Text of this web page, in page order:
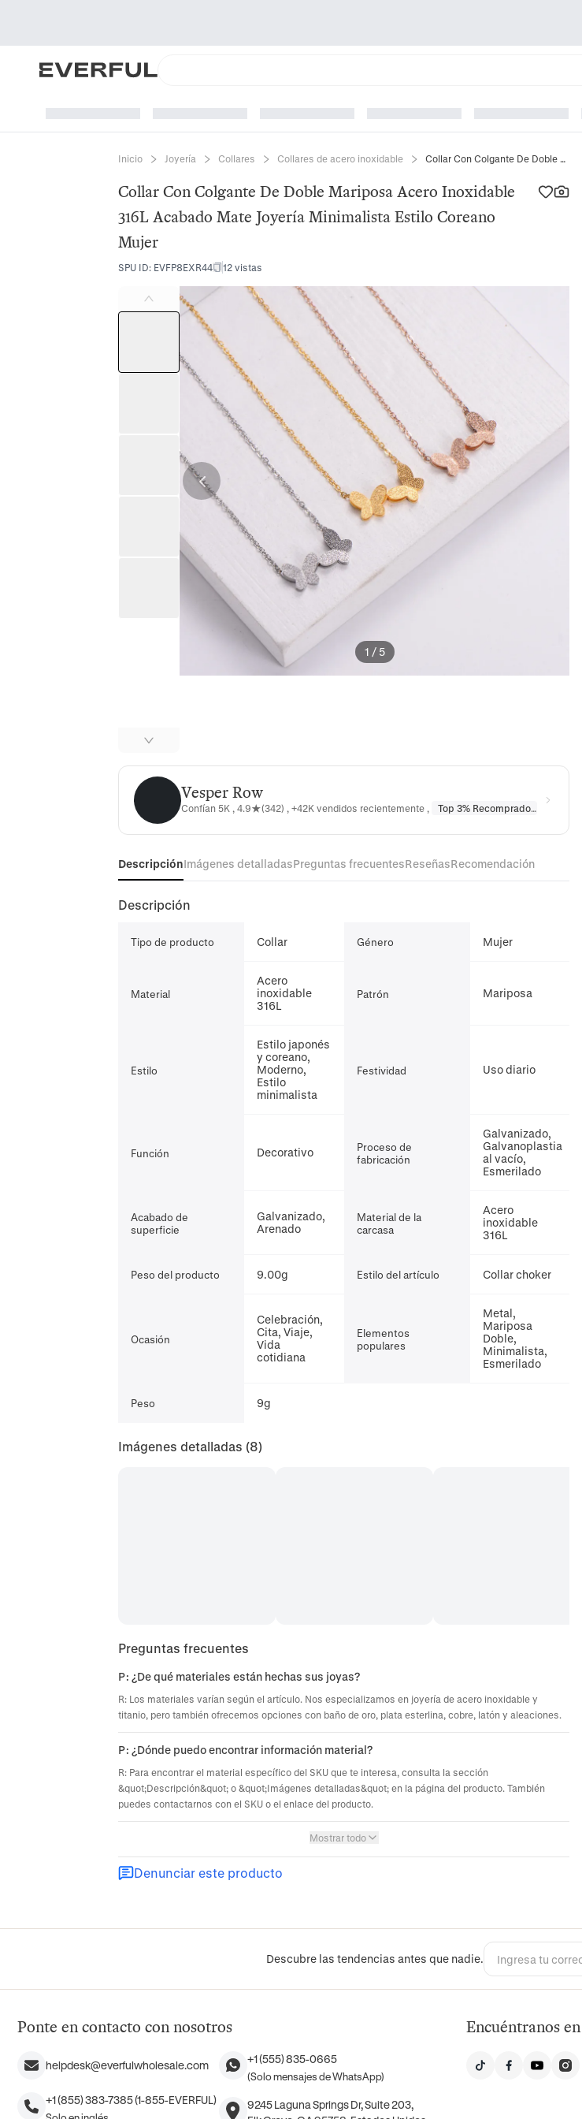
Inicio Joyería Collares Collares de acero inoxidable Collar Con Colgante De Doble Mariposa Acero Inoxidable 316L Acabado Mate Joyería Minimalista Estilo Coreano Mujer
Collar Con Colgante De Doble Mariposa Acero Inoxidable
316L Acabado Mate Joyería Minimalista Estilo Coreano
Mujer
SPU ID: EVFP8EXR44 12 vistas
1 / 5
Vesper RowVesper Row
Confían 5K , 4.9★(342) , +42K vendidos recientemente , Top 3% Recomprado
DescripciónImágenes detalladasPreguntas frecuentesReseñasRecomendación
Descripción
Tipo de producto Collar Género Mujer
Material
Acero
inoxidable
316L
Patrón Mariposa
Estilo
Estilo japonés
y coreano,
Moderno,
Estilo
minimalista
Festividad Uso diario
Función Decorativo
Proceso de
fabricación
Galvanizado,
Galvanoplastia
al vacío,
Esmerilado
Acabado de
superficie
Galvanizado,
Arenado
Material de la
carcasa
Acero
inoxidable
316L
Peso del producto 9.00g Estilo del artículo Collar choker
Ocasión
Celebración,
Cita, Viaje,
Vida
cotidiana
Elementos
populares
Metal,
Mariposa
Doble,
Minimalista,
Esmerilado
Peso 9g
Imágenes detalladas (8)
Preguntas frecuentes
P: ¿De qué materiales están hechas sus joyas?
R: Los materiales varían según el artículo. Nos especializamos en joyería de acero inoxidable y
titanio, pero también ofrecemos opciones con baño de oro, plata esterlina, cobre, latón y aleaciones.
P: ¿Dónde puedo encontrar información material?
R: Para encontrar el material específico del SKU que te interesa, consulta la sección
&quot;Descripción&quot; o &quot;Imágenes detalladas&quot; en la página del producto. También
puedes contactarnos con el SKU o el enlace del producto.
Mostrar todo
Denunciar este producto
Descubre las tendencias antes que nadie.
Ponte en contacto con nosotros
helpdesk@everfulwholesale.com
+1 (855) 383-7385 (1-855-EVERFUL)
+1 (555) 835-0665
(Solo mensajes de WhatsApp)
9245 Laguna Springs Dr, Suite 203,
Encuéntranos en